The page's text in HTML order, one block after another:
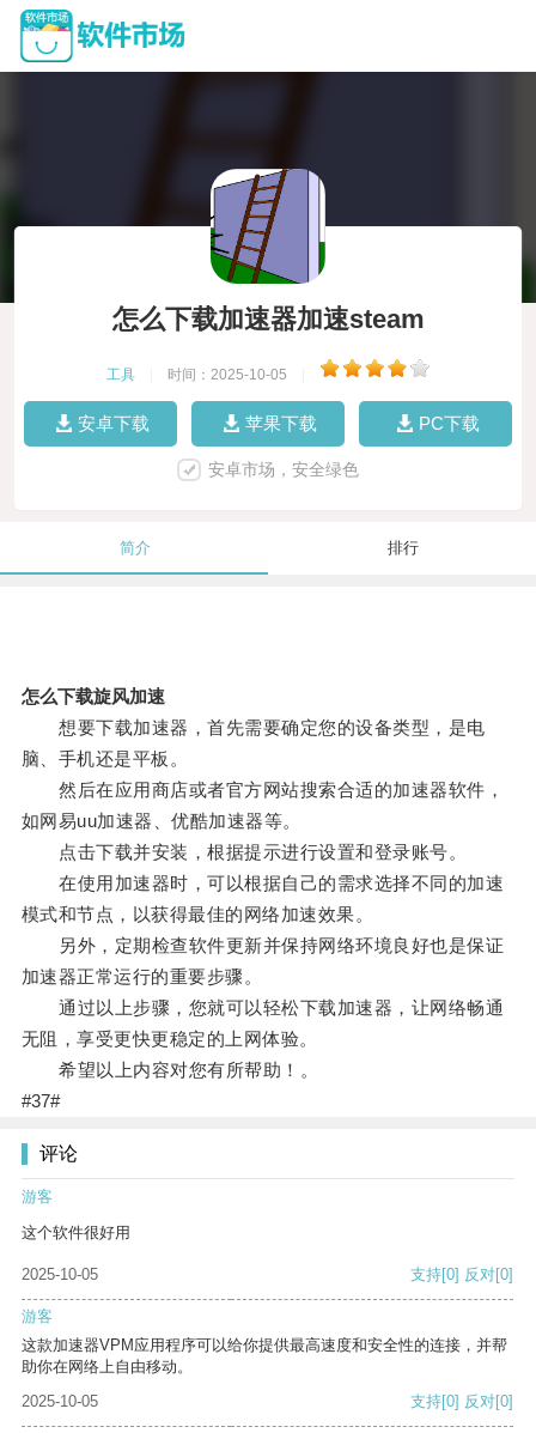
怎么下载加速器加速steam
工具 时间：2025-10-05
安卓下载 苹果下载 PC下载
安卓市场，安全绿色
简介 排行
怎么下载旋风加速
想要下载加速器，首先需要确定您的设备类型，是电
脑、手机还是平板。
然后在应用商店或者官方网站搜索合适的加速器软件，
如网易uu加速器、优酷加速器等。
点击下载并安装，根据提示进行设置和登录账号。
在使用加速器时，可以根据自己的需求选择不同的加速
模式和节点，以获得最佳的网络加速效果。
另外，定期检查软件更新并保持网络环境良好也是保证
加速器正常运行的重要步骤。
通过以上步骤，您就可以轻松下载加速器，让网络畅通
无阻，享受更快更稳定的上网体验。
希望以上内容对您有所帮助！。
#37#
评论
游客
这个软件很好用
2025-10-05 支持[0] 反对[0]
游客
这款加速器VPM应用程序可以给你提供最高速度和安全性的连接，并帮
助你在网络上自由移动。
2025-10-05
支持[0] 反对[0]